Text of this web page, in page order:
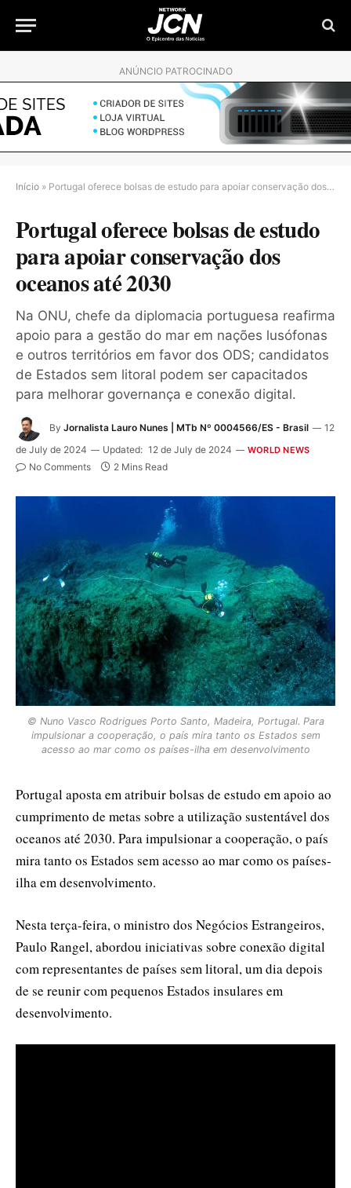
ANÚNCIO PATROCINADO
Início » Portugal oferece bolsas de estudo para apoiar conservação dos oceanos até 2030
Portugal oferece bolsas de estudo
para apoiar conservação dos
oceanos até 2030
Na ONU, chefe da diplomacia portuguesa reafirma
apoio para a gestão do mar em nações lusófonas
e outros territórios em favor dos ODS; candidatos
de Estados sem litoral podem ser capacitados
para melhorar governança e conexão digital.
By Jornalista Lauro Nunes | MTb Nº 0004566/ES - Brasil
12
de July de 2024
Updated: 12 de July de 2024 WORLD NEWS
No Comments 2 Mins Read
© Nuno Vasco Rodrigues Porto Santo, Madeira, Portugal. Para
impulsionar a cooperação, o país mira tanto os Estados sem
acesso ao mar como os países-ilha em desenvolvimento
Portugal aposta em atribuir bolsas de estudo em apoio ao
cumprimento de metas sobre a utilização sustentável dos
oceanos até 2030. Para impulsionar a cooperação, o país
mira tanto os Estados sem acesso ao mar como os países-
ilha em desenvolvimento.
Nesta terça-feira, o ministro dos Negócios Estrangeiros,
Paulo Rangel, abordou iniciativas sobre conexão digital
com representantes de países sem litoral, um dia depois
de se reunir com pequenos Estados insulares em
desenvolvimento.